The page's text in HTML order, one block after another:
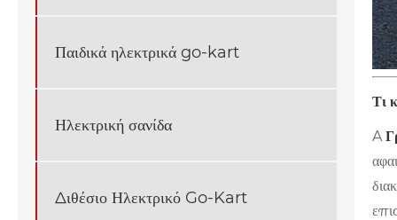
Παιδικά ηλεκτρικά go-kart
Ηλεκτρική σανίδα
Διθέσιο Ηλεκτρικό Go-Kart
Τι
A